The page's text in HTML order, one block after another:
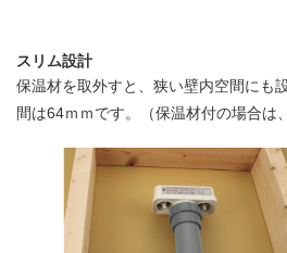
スリム設計
保温材を取外すと、狭い壁内空間にも
間は64ｍｍです。（保温材付の場合は